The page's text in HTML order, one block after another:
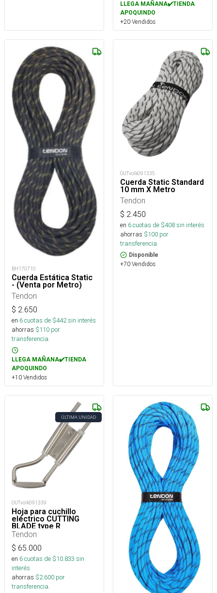
LLEGA MAÑANA✔️TIENDA
APOQUINDO
+20 Vendidos
BH170710
Cuerda Estática Static
- (Venta por Metro)
Tendon
$ 2.650
en 6cuotas de $442sin interés
ahorras $110 por
transferencia.
LLEGA MAÑANA✔️TIENDA
APOQUINDO
+10 Vendidos
OUTvolk091335
Cuerda Static Standard
10 mm X Metro
Tendon
$ 2.450
en 6cuotas de $408sin interés
ahorras $100 por
transferencia.
Disponible
+70 Vendidos
ÚLTIMA UNIDAD
OUTvolk091339
Hoja para cuchillo
eléctrico CUTTING
BLADE type R
Tendon
$ 65.000
en 6cuotas de $10.833 sin
interés
ahorras $2.600 por
transferencia.